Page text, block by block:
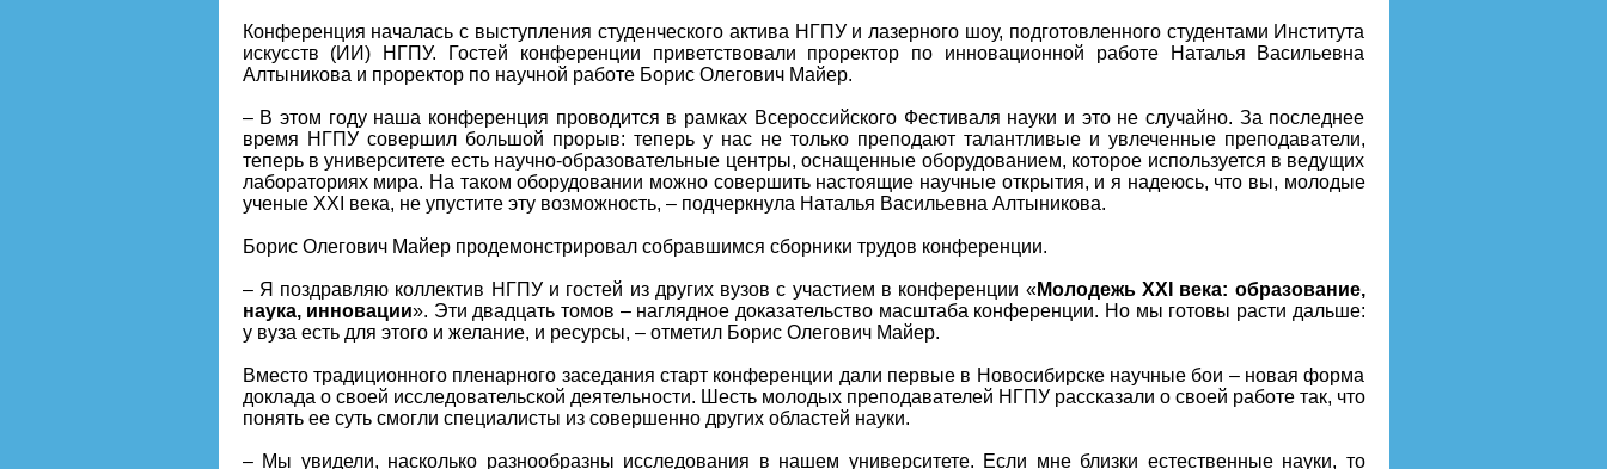
Конференция началась с выступления студенческого актива НГПУ и лазерного шоу, подготовленного студентами Института
искусств (ИИ) НГПУ. Гостей конференции приветствовали проректор по инновационной работе Наталья Васильевна
Алтыникова и проректор по научной работе Борис Олегович Майер.
– В этом году наша конференция проводится в рамках Всероссийского Фестиваля науки и это не случайно. За последнее
время НГПУ совершил большой прорыв: теперь у нас не только преподают талантливые и увлеченные преподаватели,
теперь в университете есть научно-образовательные центры, оснащенные оборудованием, которое используется в ведущих
лабораториях мира. На таком оборудовании можно совершить настоящие научные открытия, и я надеюсь, что вы, молодые
ученые XXI века, не упустите эту возможность, – подчеркнула Наталья Васильевна Алтыникова.
Борис Олегович Майер продемонстрировал собравшимся сборники трудов конференции.
– Я поздравляю коллектив НГПУ и гостей из других вузов с участием в конференции «Молодежь XXI века: образование,
наука, инновации». Эти двадцать томов – наглядное доказательство масштаба конференции. Но мы готовы расти дальше:
у вуза есть для этого и желание, и ресурсы, – отметил Борис Олегович Майер.
Вместо традиционного пленарного заседания старт конференции дали первые в Новосибирске научные бои – новая форма
доклада о своей исследовательской деятельности. Шесть молодых преподавателей НГПУ рассказали о своей работе так, что
понять ее суть смогли специалисты из совершенно других областей науки.
– Мы увидели, насколько разнообразны исследования в нашем университете. Если мне близки естественные науки, то